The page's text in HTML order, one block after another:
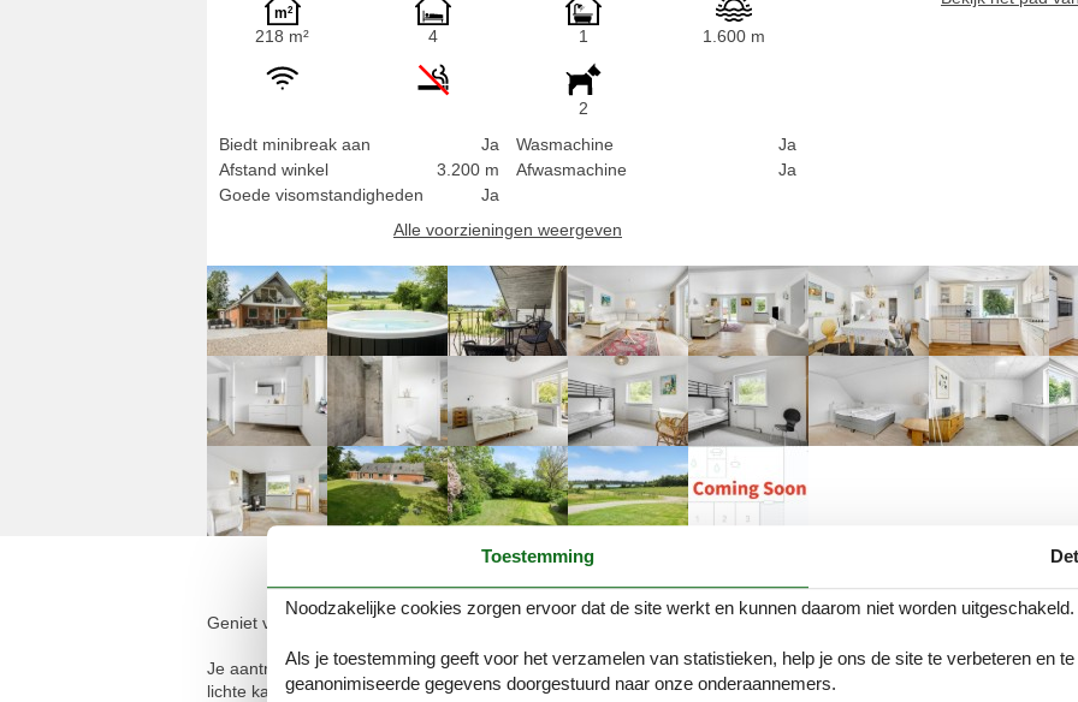
218 m² 4 1 1.600 m
2
Biedt minibreak aan
Ja
Afstand winkel
3.200 m
Goede visomstandigheden
Ja
Wasmachine
Ja
Afwasmachine
Ja
Alle voorzieningen weergeven
Geniet van een ontspannen vakantie in een vakantiehuis met een Fins houten bad en uitzicht op het meer.
Je aantrekkelijke vakantiehuis biedt alles wat je nodig hebt voor een heerlijke en geslaagde vakantie. Laat je
lichte kamers. Begin je dag met een kopje koffie op het balkon en geniet van het weidse uitzicht over het
Toestemming
Noodzakelijke cookies zorgen ervoor dat de site werkt en kunnen daarom niet worden uitgeschakeld.
Als je toestemming geeft voor het verzamelen van statistieken, help je ons de site te verbeteren en
geanonimiseerde gegevens doorgestuurd naar onze onderaannemers.